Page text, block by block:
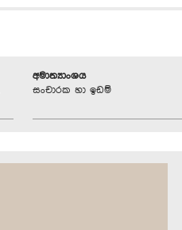
අමාත්‍යාංශය
සංචාරක හා ඉඩම්